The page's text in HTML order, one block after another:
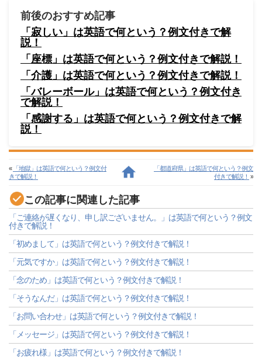
前後のおすすめ記事
「寂しい」は英語で何という？例文付きで解
説！
「座標」は英語で何という？例文付きで解説！
「介護」は英語で何という？例文付きで解説！
「バレーボール」は英語で何という？例文付き
で解説！
「感謝する」は英語で何という？例文付きで解
説！
« 「地獄」は英語で何という？例文付
きで解説！
「都道府県」は英語で何という？例文
付きで解説！ »
この記事に関連した記事
「ご連絡が遅くなり、申し訳ございません。」は英語で何という？例文
付きで解説！
「初めまして」は英語で何という？例文付きで解説！
「元気ですか」は英語で何という？例文付きで解説！
「念のため」は英語で何という？例文付きで解説！
「そうなんだ」は英語で何という？例文付きで解説！
「お問い合わせ」は英語で何という？例文付きで解説！
「メッセージ」は英語で何という？例文付きで解説！
「お疲れ様」は英語で何という？例文付きで解説！